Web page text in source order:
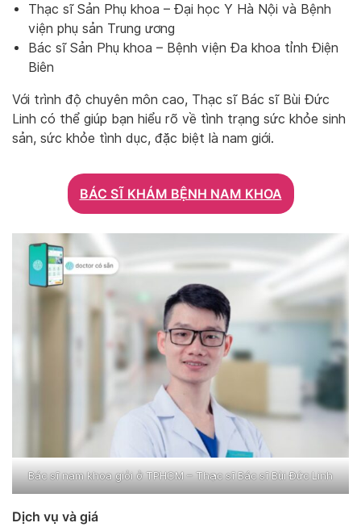
Thạc sĩ Sản Phụ khoa – Đại học Y Hà Nội và Bệnh
viện phụ sản Trung ương
Bác sĩ Sản Phụ khoa – Bệnh viện Đa khoa tỉnh Điện
Biên
Với trình độ chuyên môn cao, Thạc sĩ Bác sĩ Bùi Đức
Linh có thể giúp bạn hiểu rõ về tình trạng sức khỏe sinh
sản, sức khỏe tình dục, đặc biệt là nam giới.
BÁC SĨ KHÁM BỆNH NAM KHOA
Bác sĩ nam khoa giỏi ở TPHCM – Thạc sĩ Bác sĩ Bùi Đức Linh
Dịch vụ và giá